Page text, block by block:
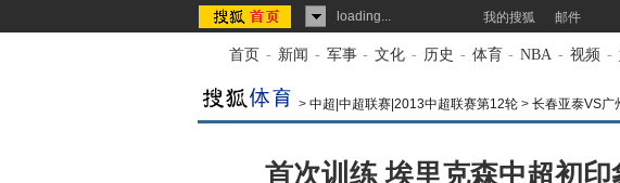
loading... 我的搜狐 邮件
首页 - 新闻 - 军事 - 文化 - 历史 - 体育 - NBA - 视频 -
> 中超|中超联赛|2013中超联赛第12轮 > 长春亚泰VS广
首次训练 埃里克森中超初印